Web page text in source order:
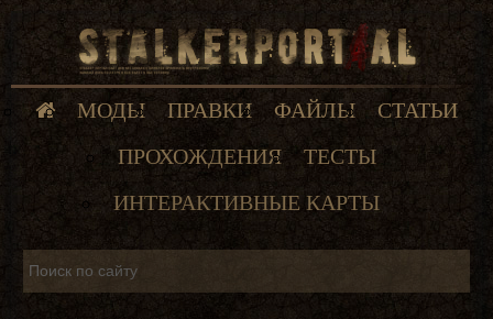
МОДЫ ПРАВКИ ФАЙЛЫ
СТАТЬИ
ПРОХОЖДЕНИЯ
ТЕСТЫ
ИНТЕРАКТИВНЫЕ КАРТЫ